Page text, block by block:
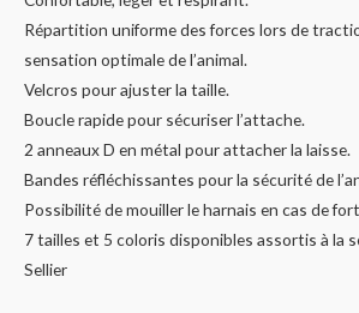
Répartition uniforme des forces lors de
sensation optimale de l’animal.
Velcros pour ajuster la taille.
Boucle rapide pour sécuriser l’attache.
2 anneaux D en métal pour attacher la laisse.
Bandes réfléchissantes pour la sécurité de
Possibilité de mouiller le harnais en cas de
7 tailles et 5 coloris disponibles assortis à la
Sellier